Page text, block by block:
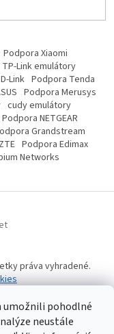
umožnili pohodlné
neustále
Podpora Xiaomi
TP-Link emulátory
Link Podpora Tenda
Podpora Merusys
cudy emulátory
Podpora NETGEAR
Grandstream
Podpora Edimax
Networks
práva vyhradené.
s.r.o.,IČO: 36484610,